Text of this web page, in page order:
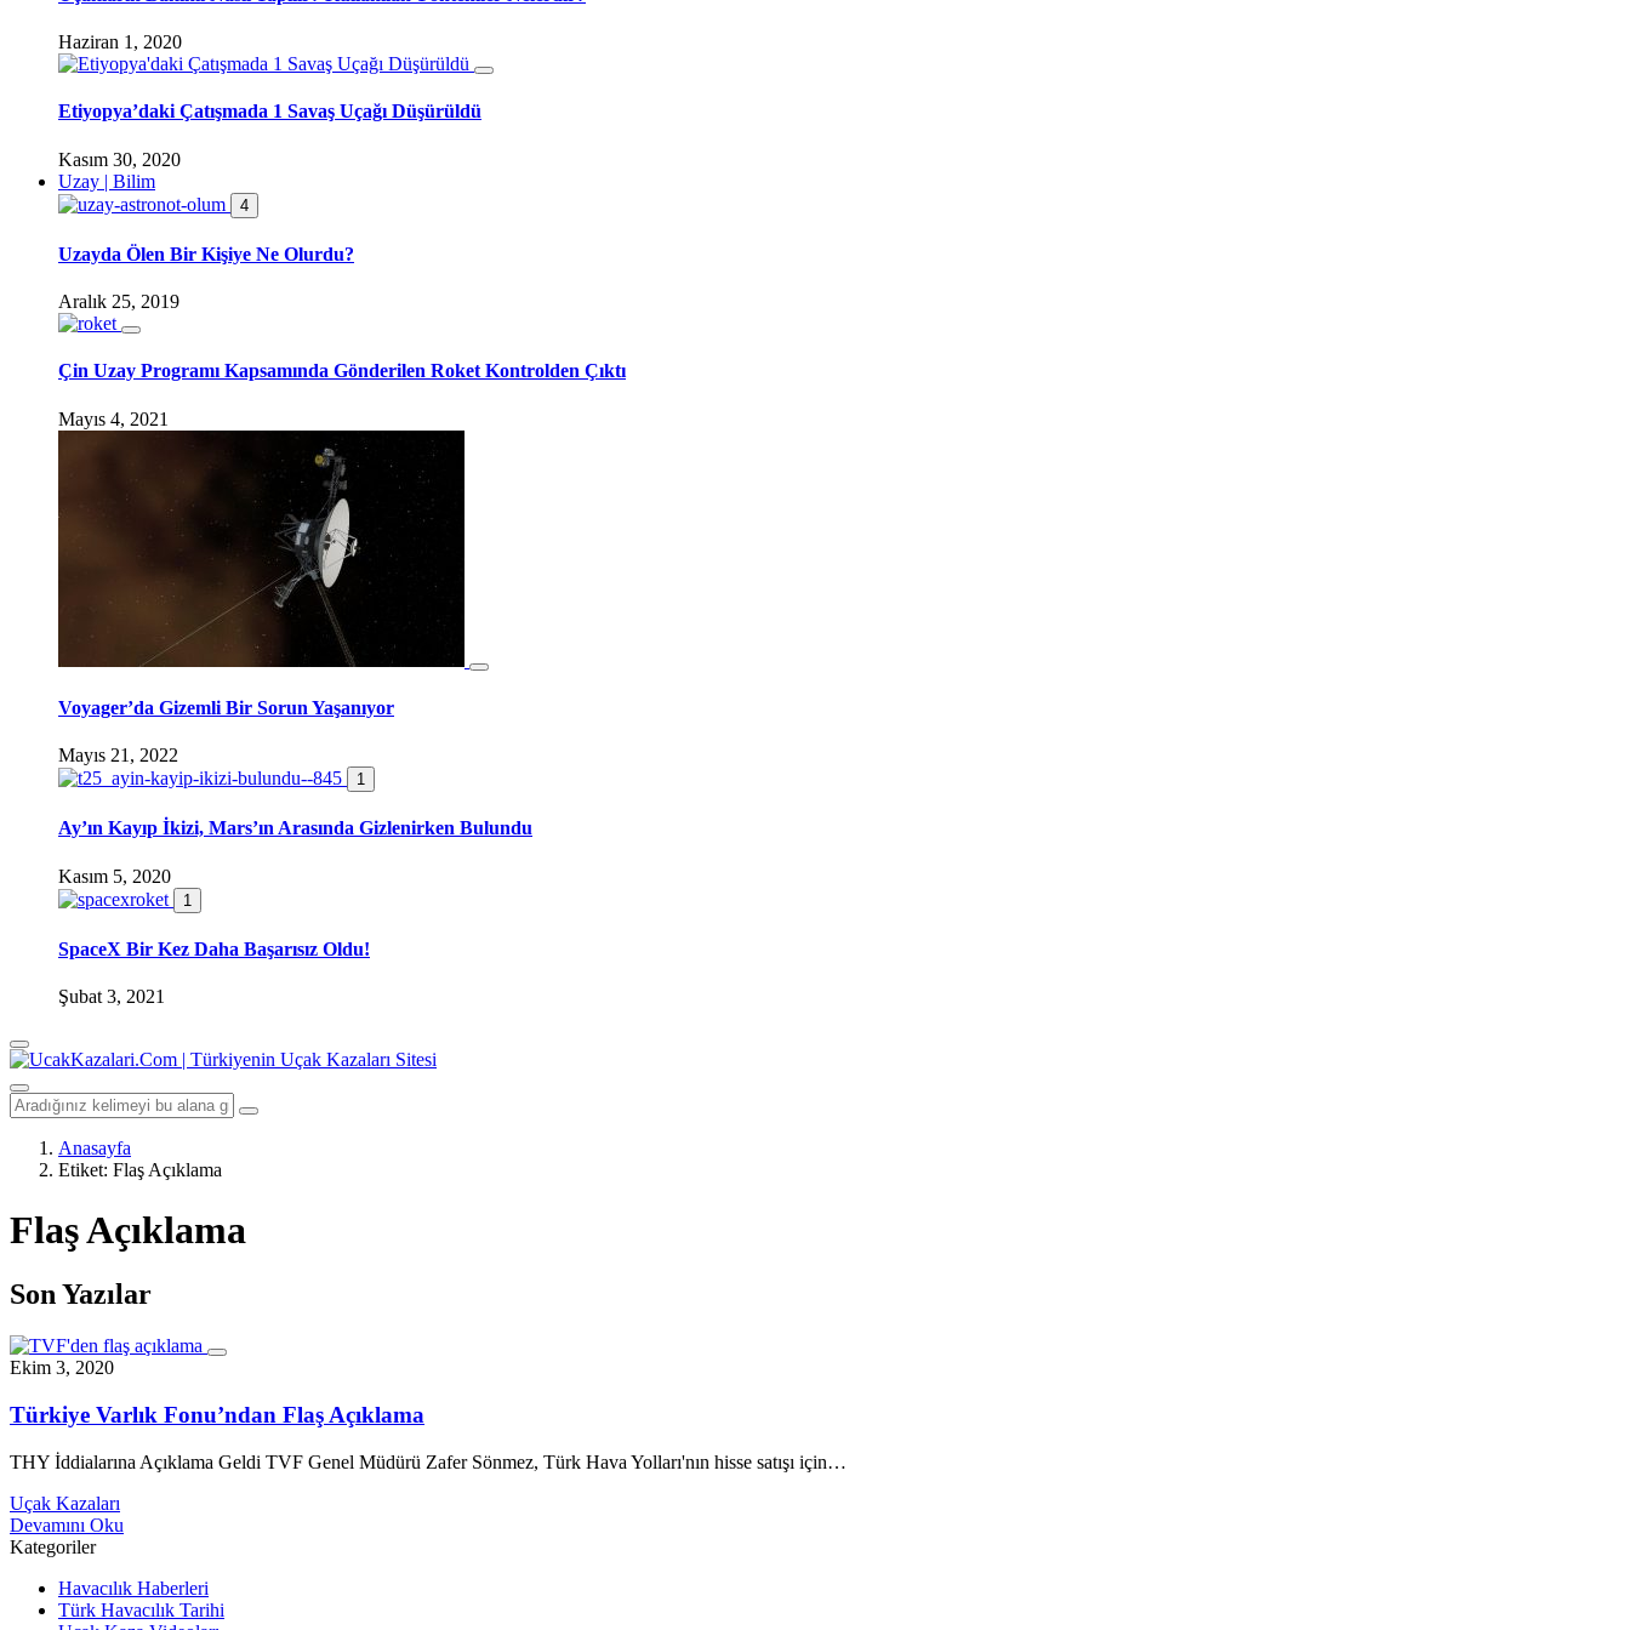
Haziran 1, 2020
Etiyopya’daki Çatışmada 1 Savaş Uçağı Düşürüldü
Kasım 30, 2020
Uzay | Bilim
4
Uzayda Ölen Bir Kişiye Ne Olurdu?
Aralık 25, 2019
Çin Uzay Programı Kapsamında Gönderilen Roket Kontrolden Çıktı
Mayıs 4, 2021
Voyager’da Gizemli Bir Sorun Yaşanıyor
Mayıs 21, 2022
1
Ay’ın Kayıp İkizi, Mars’ın Arasında Gizlenirken Bulundu
Kasım 5, 2020
1
SpaceX Bir Kez Daha Başarısız Oldu!
Şubat 3, 2021
Anasayfa
Etiket: Flaş Açıklama
Flaş Açıklama
Son Yazılar
Ekim 3, 2020
Türkiye Varlık Fonu’ndan Flaş Açıklama
THY İddialarına Açıklama Geldi TVF Genel Müdürü Zafer Sönmez, Türk Hava Yolları'nın hisse satışı için…
Uçak Kazaları
Devamını Oku
Kategoriler
Havacılık Haberleri
Türk Havacılık Tarihi